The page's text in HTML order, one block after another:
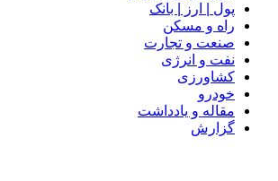
پول | ارز | بانک
راه و مسکن
صنعت و تجارت
نفت و انرژی
کشاورزی
خودرو
مقاله و یادداشت
گزارش